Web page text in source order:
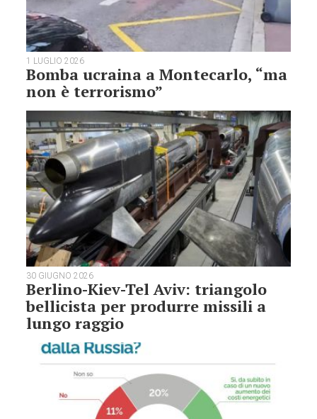
1 LUGLIO 2026
Bomba ucraina a Montecarlo, “ma
non è terrorismo”
30 GIUGNO 2026
Berlino-Kiev-Tel Aviv: triangolo
bellicista per produrre missili a
lungo raggio